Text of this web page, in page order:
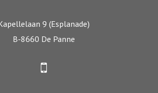
9 (Esplanade)
B-8660 De Panne